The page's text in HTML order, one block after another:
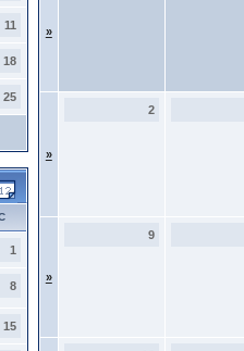
11
18
25
1
8
15
»
»
2
»
9